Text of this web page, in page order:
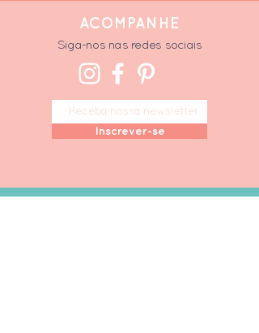
ACOMPANHE
Siga-nos nas redes sociais
Inscrever-se